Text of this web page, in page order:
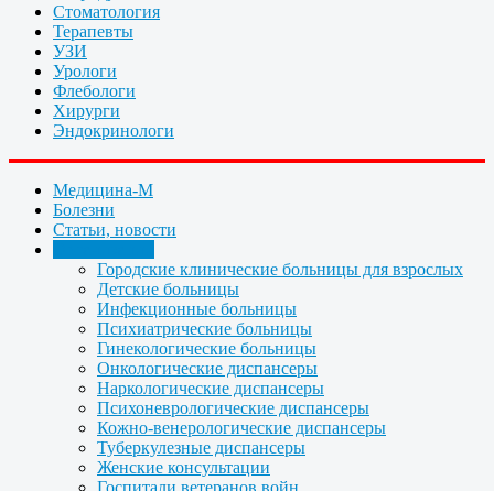
Стоматология
Терапевты
УЗИ
Урологи
Флебологи
Хирурги
Эндокринологи
Медицина-М
Болезни
Статьи, новости
Городские клинические больницы для взрослых
Детские больницы
Инфекционные больницы
Психиатрические больницы
Гинекологические больницы
Онкологические диспансеры
Наркологические диспансеры
Психоневрологические диспансеры
Кожно-венерологические диспансеры
Туберкулезные диспансеры
Женские консультации
Госпитали ветеранов войн